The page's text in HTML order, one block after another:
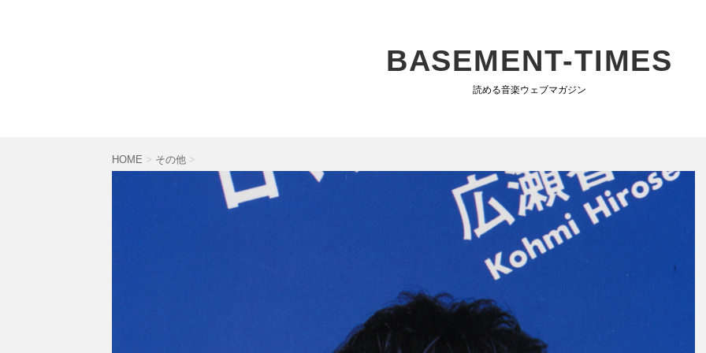
BASEMENT-TIMES
読める音楽ウェブマガジン
HOME > その他 >